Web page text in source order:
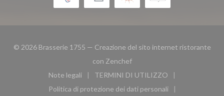
© 2026 Brasserie 1755 — Creazione del sito internet ristorante
con Zenchef((apre una nuova finestra))
Note legali
((apre una nuova finestra))
TERMINI DI UTILIZZO
((apre una nuova finestra))
Politica di protezione dei dati personali